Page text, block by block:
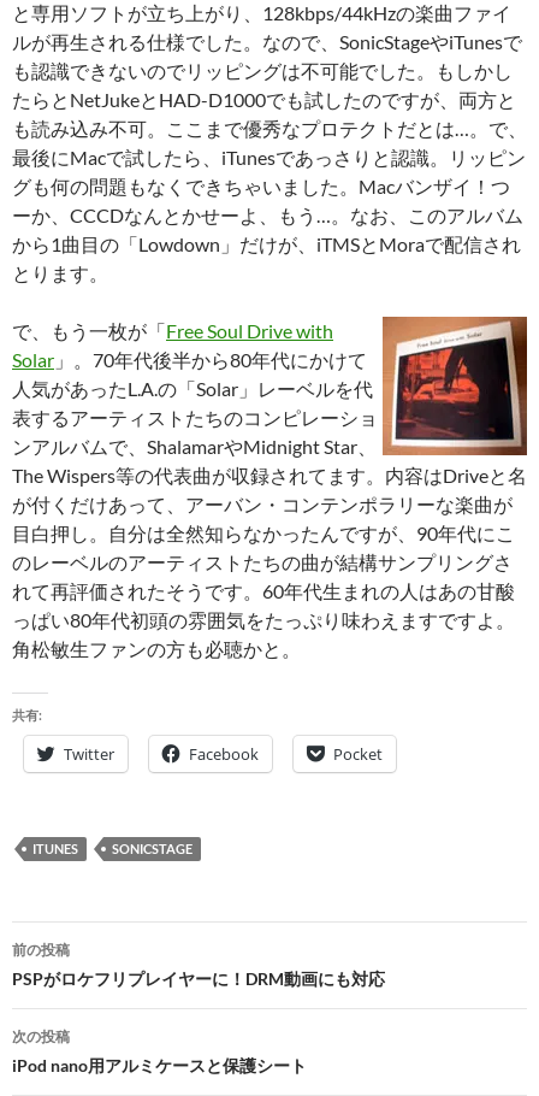
と専用ソフトが立ち上がり、128kbps/44kHzの楽曲ファイ
ルが再生される仕様でした。なので、SonicStageやiTunesで
も認識できないのでリッピングは不可能でした。もしかし
たらとNetJukeとHAD-D1000でも試したのですが、両方と
も読み込み不可。ここまで優秀なプロテクトだとは…。で、
最後にMacで試したら、iTunesであっさりと認識。リッピン
グも何の問題もなくできちゃいました。Macバンザイ！つ
ーか、CCCDなんとかせーよ、もう…。なお、このアルバム
から1曲目の「Lowdown」だけが、iTMSとMoraで配信され
とります。
で、もう一枚が「Free Soul Drive with
Solar 」。70年代後半から80年代にかけて
人気があったL.A.の「Solar」レーベルを代
表するアーティストたちのコンピレーショ
ンアルバムで、ShalamarやMidnight Star、
The Wispers等の代表曲が収録されてます。内容はDriveと名
が付くだけあって、アーバン・コンテンポラリーな楽曲が
目白押し。自分は全然知らなかったんですが、90年代にこ
のレーベルのアーティストたちの曲が結構サンプリングさ
れて再評価されたそうです。60年代生まれの人はあの甘酸
っぱい80年代初頭の雰囲気をたっぷり味わえますですよ。
角松敏生ファンの方も必聴かと。
共有:
Twitter Facebook Pocket
ITUNES SONICSTAGE
投
稿
ナ
ビ
前の投稿
PSPがロケフリプレイヤーに！DRM動画にも対応
次の投稿
iPod nano用アルミケースと保護シート